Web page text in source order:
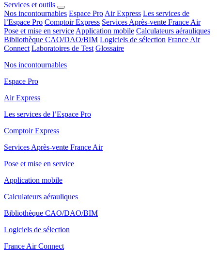
Services et outils
Nos incontournables Espace Pro Air Express Les services de
l’Espace Pro Comptoir Express Services Après-vente France Air
Pose et mise en service Application mobile Calculateurs aérauliques
Bibliothèque CAO/DAO/BIM Logiciels de sélection France Air
Connect Laboratoires de Test Glossaire
Nos incontournables
Espace Pro
Air Express
Les services de l’Espace Pro
Comptoir Express
Services Après-vente France Air
Pose et mise en service
Application mobile
Calculateurs aérauliques
Bibliothèque CAO/DAO/BIM
Logiciels de sélection
France Air Connect